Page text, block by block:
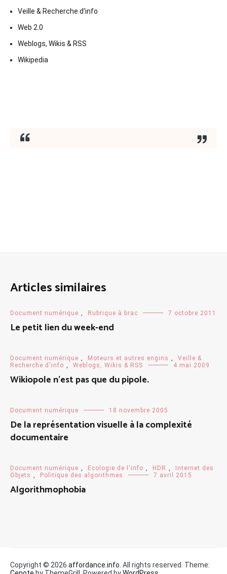
Veille & Recherche d'info
Web 2.0
Weblogs, Wikis & RSS
Wikipedia
Articles similaires
Document numérique , Rubrique à brac 7 octobre 2011
Le petit lien du week-end
Document numérique , Moteurs et autres engins ,
Veille &
Recherche d'info , Weblogs, Wikis & RSS 4 mai 2009
Wikiopole n’est pas que du pipole.
Document numérique 18 novembre 2005
De la représentation visuelle à la complexité
documentaire
Document numérique , Ecologie de l'info , HDR ,
Internet des
Objets , Politique des algorithmes 7 avril 2015
Algorithmophobia
Copyright © 2026 affordance.info. All rights reserved. Theme: